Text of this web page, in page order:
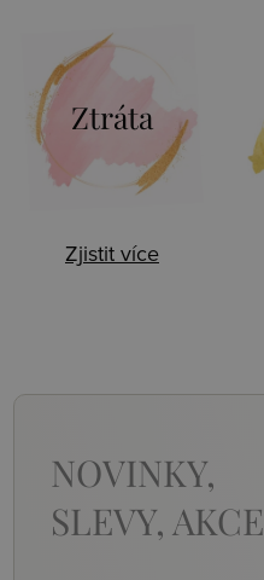
Ztráta
Zjistit více
NOVINKY,
SLEVY, AKCE